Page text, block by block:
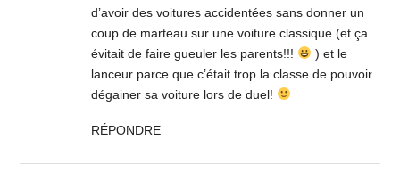
d’avoir des voitures accidentées sans donner un
coup de marteau sur une voiture classique (et ça
évitait de faire gueuler les parents!!!
) et le
lanceur parce que c’était trop la classe de pouvoir
dégainer sa voiture lors de duel!
RÉPONDRE